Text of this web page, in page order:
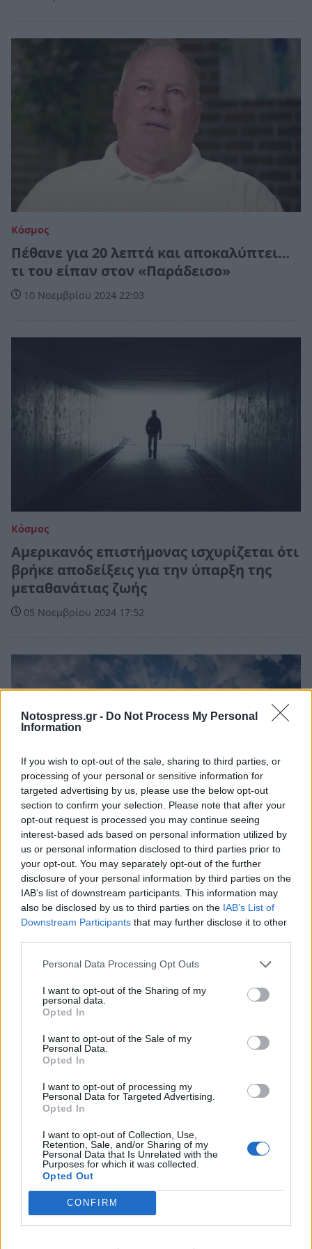
Notospress.gr - Do Not Process My Personal
Information
If you wish to opt-out of the sale, sharing to third parties, or
processing of your personal or sensitive information for
targeted advertising by us, please use the below opt-out
section to confirm your selection. Please note that after your
opt-out request is processed you may continue seeing
interest-based ads based on personal information utilized by
us or personal information disclosed to third parties prior to
your opt-out. You may separately opt-out of the further
disclosure of your personal information by third parties on the
IAB’s list of downstream participants. This information may
also be disclosed by us to third parties on the IAB’s List of
Downstream Participants that may further disclose it to other
Personal Data Processing Opt Outs
I want to opt-out of the Sharing of my
personal data.
Opted In
I want to opt-out of the Sale of my
Personal Data.
Opted In
I want to opt-out of processing my
Personal Data for Targeted Advertising.
Opted In
I want to opt-out of Collection, Use,
Retention, Sale, and/or Sharing of my
Personal Data that Is Unrelated with the
Purposes for which it was collected.
Opted Out
CONFIRM
Κόσμος
Πέθανε για 20 λεπτά και αποκαλύπτει…
τι του είπαν στον «Παράδεισο»
10 Νοεμβρίου 2024 22:03
Κόσμος
Αμερικανός επιστήμονας ισχυρίζεται ότι
βρήκε αποδείξεις για την ύπαρξη της
μεταθανάτιας ζωής
05 Νοεμβρίου 2024 17:52
Κόσμος
Γιατρός ισχυρίζεται πως πήγε στον
Παράδεισο ενώ βρισκόταν σε κώμα - «Το
φως ήρθε... και πέρασα μέσα απ' το
άνοιγμα»
Κόσμος
Επιθανάτια εμπειρία: Τι συμβαίνει στον
εγκέφαλο και βλέπει «φωτεινό τούνελ»